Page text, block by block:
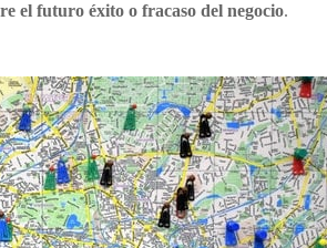
el futuro éxito o fracaso del negocio.